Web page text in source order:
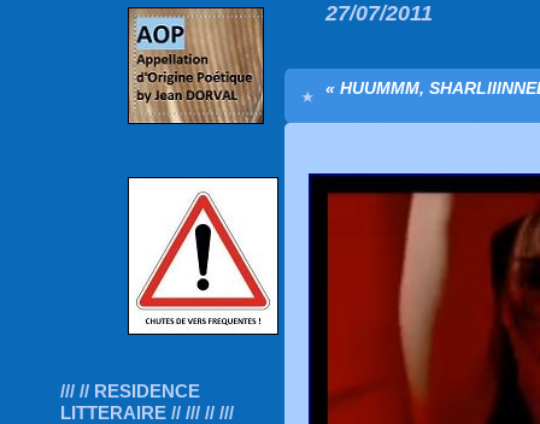
/// // RESIDENCE
LITTERAIRE // /// // ///
27/07/2011
« HUUMMM,